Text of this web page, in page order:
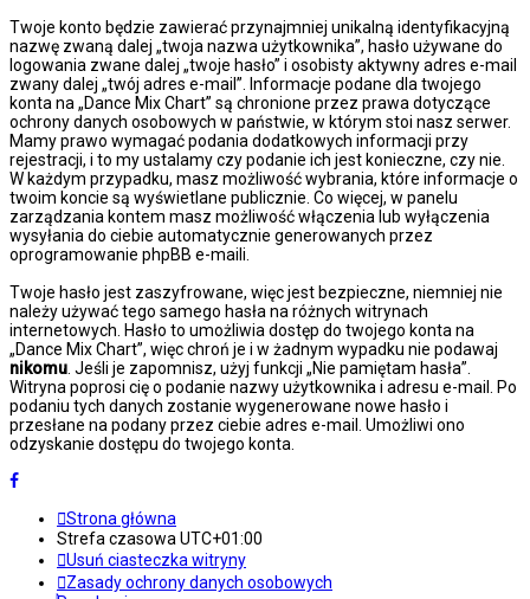
Twoje konto będzie zawierać przynajmniej unikalną identyfikacyjną
nazwę zwaną dalej „twoja nazwa użytkownika”, hasło używane do
logowania zwane dalej „twoje hasło” i osobisty aktywny adres e-mail
zwany dalej „twój adres e-mail”. Informacje podane dla twojego
konta na „Dance Mix Chart” są chronione przez prawa dotyczące
ochrony danych osobowych w państwie, w którym stoi nasz serwer.
Mamy prawo wymagać podania dodatkowych informacji przy
rejestracji, i to my ustalamy czy podanie ich jest konieczne, czy nie.
W każdym przypadku, masz możliwość wybrania, które informacje o
twoim koncie są wyświetlane publicznie. Co więcej, w panelu
zarządzania kontem masz możliwość włączenia lub wyłączenia
wysyłania do ciebie automatycznie generowanych przez
oprogramowanie phpBB e-maili.
Twoje hasło jest zaszyfrowane, więc jest bezpieczne, niemniej nie
należy używać tego samego hasła na różnych witrynach
internetowych. Hasło to umożliwia dostęp do twojego konta na
„Dance Mix Chart”, więc chroń je i w żadnym wypadku nie podawaj
nikomu . Jeśli je zapomnisz, użyj funkcji „Nie pamiętam hasła”.
Witryna poprosi cię o podanie nazwy użytkownika i adresu e-mail. Po
podaniu tych danych zostanie wygenerowane nowe hasło i
przesłane na podany przez ciebie adres e-mail. Umożliwi ono
odzyskanie dostępu do twojego konta.
Strona główna
Strefa czasowa UTC+01:00
Usuń ciasteczka witryny
Zasady ochrony danych osobowych